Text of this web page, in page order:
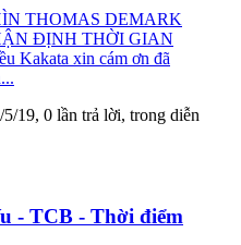
THOMAS DEMARK
ĐỊNH THỜI GIAN
Kakata xin cám ơn đã
5/19, 0 lần trả lời, trong diễn
- TCB - Thời điểm